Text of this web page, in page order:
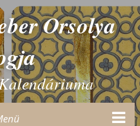
Orsolya